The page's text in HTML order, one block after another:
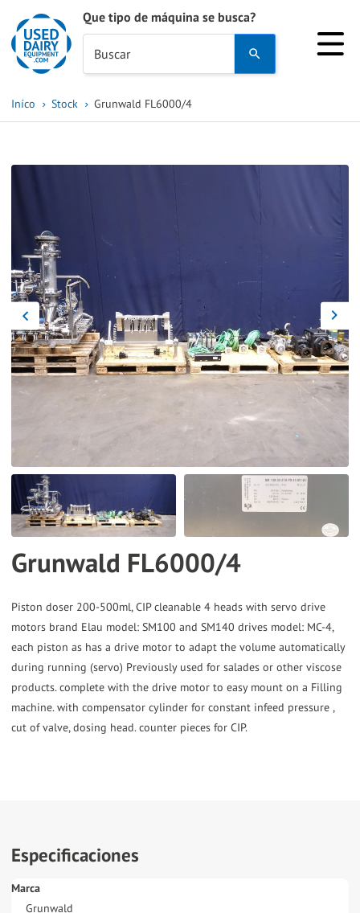
Que tipo de máquina se busca?
Buscar
and
to
go
to
the
selected
search
Touch
can
use
and
swipe
gestures.
Iníco Stock Grunwald FL6000/4
Grunwald FL6000/4
Piston doser 200-500ml, CIP cleanable 4 heads with servo drive
motors brand Elau model: SM100 and SM140 drives model: MC-4,
each piston as has a drive motor to adapt the volume automatically
during running (servo) Previously used for salades or other viscose
products. complete with the drive motor to easy mount on a Filling
machine. with compensator cylinder for constant infeed pressure ,
cut of valve, dosing head. counter pieces for CIP.
Especificaciones
Marca
Grunwald